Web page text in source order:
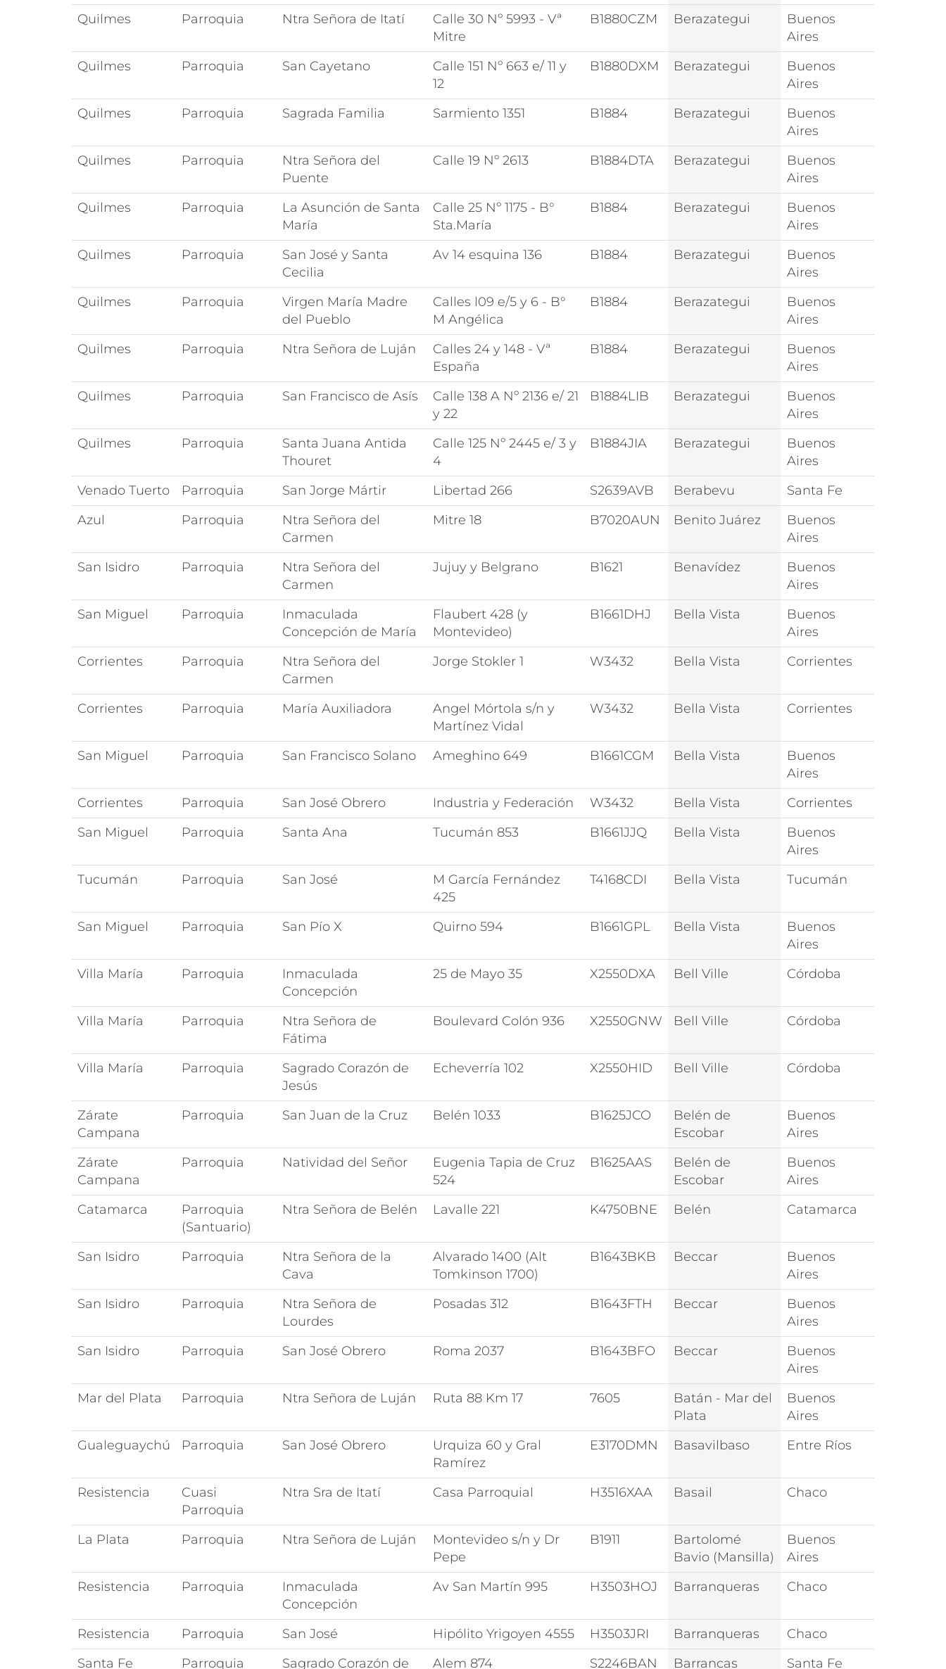
Quilmes
Parroquia Ntra Señora de Itatí
Calle 30 Nº 5993 - Vª
Mitre
B1880CZM Berazategui
Buenos
Aires
Quilmes
Parroquia San Cayetano
Calle 151 Nº 663 e/ 11 y
12
B1880DXM Berazategui
Buenos
Aires
Quilmes
Parroquia Sagrada Familia Sarmiento 1351 B1884 Berazategui
Buenos
Aires
Quilmes
Parroquia
Ntra Señora del
Puente
Calle 19 Nº 2613 B1884DTA Berazategui
Buenos
Aires
Quilmes
Parroquia
La Asunción de Santa
María
Calle 25 Nº 1175 - B°
Sta.María
B1884 Berazategui
Buenos
Aires
Quilmes
Parroquia
San José y Santa
Cecilia
Av 14 esquina 136 B1884 Berazategui
Buenos
Aires
Quilmes
Parroquia
Virgen María Madre
del Pueblo
Calles l09 e/5 y 6 - B°
M Angélica
B1884 Berazategui
Buenos
Aires
Quilmes
Parroquia Ntra Señora de Luján
Calles 24 y 148 - Vª
España
B1884 Berazategui
Buenos
Aires
Quilmes
Parroquia San Francisco de Asís
Calle 138 A Nº 2136 e/ 21
y 22
B1884LIB Berazategui
Buenos
Aires
Quilmes
Parroquia
Santa Juana Antida
Thouret
Calle 125 Nº 2445 e/ 3 y
4
B1884JIA Berazategui
Buenos
Aires
Venado Tuerto
Parroquia San Jorge Mártir Libertad 266 S2639AVB Berabevu
Santa Fe
Azul
Parroquia
Ntra Señora del
Carmen
Mitre 18 B7020AUN Benito Juárez
Buenos
Aires
San Isidro
Parroquia
Ntra Señora del
Carmen
Jujuy y Belgrano B1621 Benavídez
Buenos
Aires
San Miguel
Parroquia
Inmaculada
Concepción de María
Flaubert 428 (y
Montevideo)
B1661DHJ Bella Vista
Buenos
Aires
Corrientes
Parroquia
Ntra Señora del
Carmen
Jorge Stokler 1 W3432 Bella Vista Corrientes
Corrientes Parroquia María Auxiliadora
Angel Mórtola s/n y
Martínez Vidal
W3432 Bella Vista Corrientes
San Miguel Parroquia San Francisco Solano Ameghino 649 B1661CGM Bella Vista
Buenos
Aires
Corrientes
Parroquia San José Obrero Industria y Federación W3432 Bella Vista
Corrientes
San Miguel
Parroquia Santa Ana Tucumán 853 B1661JJQ Bella Vista
Buenos
Aires
Tucumán
Parroquia San José
M García Fernández
425
T4168CDI Bella Vista Tucumán
San Miguel Parroquia San Pío X Quirno 594 B1661GPL Bella Vista
Buenos
Aires
Villa María
Parroquia
Inmaculada
Concepción
25 de Mayo 35 X2550DXA Bell Ville Córdoba
Villa María Parroquia
Ntra Señora de
Fátima
Boulevard Colón 936 X2550GNW Bell Ville Córdoba
Villa María Parroquia
Sagrado Corazón de
Jesús
Echeverría 102 X2550HID Bell Ville Córdoba
Zárate
Campana
Parroquia San Juan de la Cruz Belén 1033 B1625JCO
Belén de
Escobar
Buenos
Aires
Zárate
Campana
Parroquia Natividad del Señor
Eugenia Tapia de Cruz
524
B1625AAS
Belén de
Escobar
Buenos
Aires
Catamarca
Parroquia
(Santuario)
Ntra Señora de Belén Lavalle 221 K4750BNE Belén Catamarca
San Isidro Parroquia
Ntra Señora de la
Cava
Alvarado 1400 (Alt
Tomkinson 1700)
B1643BKB Beccar
Buenos
Aires
San Isidro
Parroquia
Ntra Señora de
Lourdes
Posadas 312 B1643FTH Beccar
Buenos
Aires
San Isidro
Parroquia San José Obrero Roma 2037 B1643BFO Beccar
Buenos
Aires
Mar del Plata
Parroquia Ntra Señora de Luján Ruta 88 Km 17 7605
Batán - Mar del
Plata
Buenos
Aires
Gualeguaychú
Parroquia San José Obrero
Urquiza 60 y Gral
Ramírez
E3170DMN Basavilbaso Entre Ríos
Resistencia
Cuasi
Parroquia
Ntra Sra de Itatí Casa Parroquial H3516XAA Basail Chaco
La Plata Parroquia Ntra Señora de Luján
Montevideo s/n y Dr
Pepe
B1911
Bartolomé
Bavio (Mansilla)
Buenos
Aires
Resistencia
Parroquia
Inmaculada
Concepción
Av San Martín 995 H3503HOJ Barranqueras Chaco
Resistencia Parroquia San José Hipólito Yrigoyen 4555 H3503JRI Barranqueras
Chaco
Santa Fe
Parroquia Sagrado Corazón de Alem 874 S2246BAN Barrancas Santa Fe